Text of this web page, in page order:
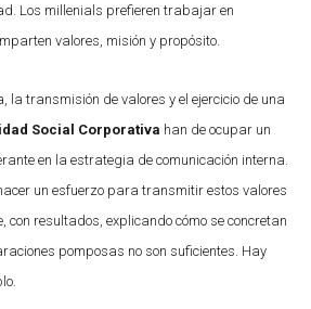
Los millenials prefieren trabajar en
valores, misión y propósito.
la transmisión de valores y el ejercicio de una
Social Corporativa han de ocupar un
en la estrategia de comunicación interna.
un esfuerzo para transmitir estos valores
con resultados, explicando cómo se concretan
pomposas no son suficientes. Hay